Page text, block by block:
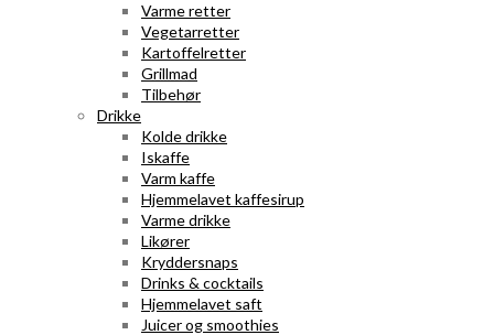
Varme retter
Vegetarretter
Kartoffelretter
Grillmad
Tilbehør
Drikke
Kolde drikke
Iskaffe
Varm kaffe
Hjemmelavet kaffesirup
Varme drikke
Likører
Kryddersnaps
Drinks & cocktails
Hjemmelavet saft
Juicer og smoothies